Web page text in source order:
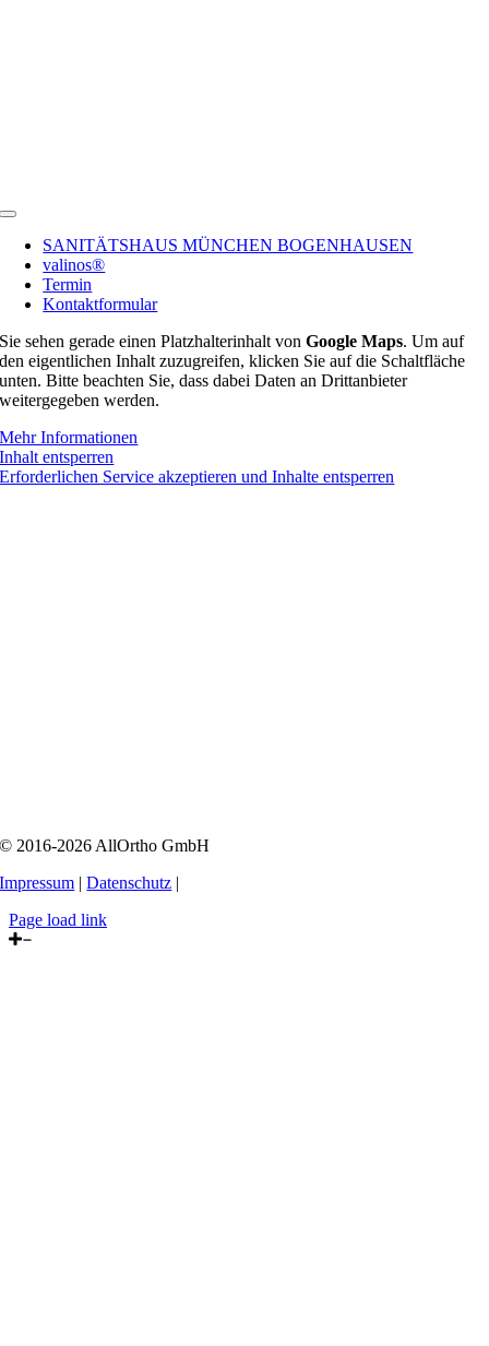
Toggle
NavigationSANITÄTSHAUS MÜNCHEN BOGENHAUSEN
valinos®
Termin
Kontaktformular
Sie sehen gerade einen Platzhalterinhalt vonGoogle Maps. Um auf
den eigentlichen Inhalt zuzugreifen, klicken Sie auf die Schaltfläche
unten. Bitte beachten Sie, dass dabei Daten an Drittanbieter
weitergegeben werden.
Mehr Informationen
Inhalt entsperren
Erforderlichen Service akzeptieren und Inhalte entsperren
© 2016-2026 AllOrtho GmbH
Impressum |Datenschutz |
Page load link